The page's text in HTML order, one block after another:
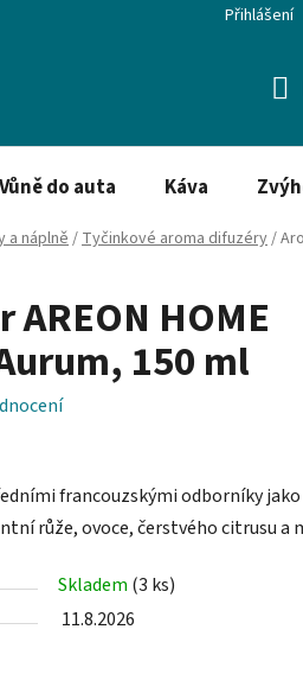
Přihlášení
Vůně do auta Káva
a náplně/Tyčinkové aroma difuzéry/
HOME
150 ml
francouzskými odborníky jako
růže, ovoce, čerstvého citrusu a
Skladem (3 ks)
11.8.2026